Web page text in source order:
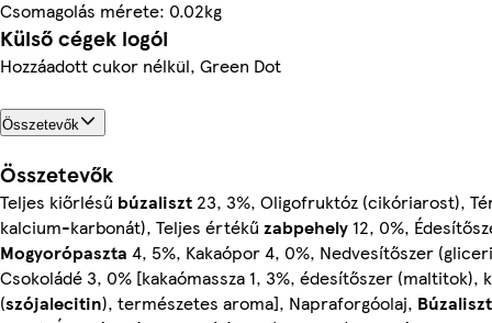
Csomagolás mérete: 0.02kg
Külső cégek logói
Hozzáadott cukor nélkül, Green Dot
Összetevők
Összetevők
Teljes kiőrlésű búzaliszt 23, 3%, Oligofruktóz (cikóriarost),
kalcium-karbonát), Teljes értékű zabpehely 12, 0%,
Mogyorópaszta 4, 5%, Kakaópor 4, 0%, Nedvesítőszer
Csokoládé 3, 0% [kakaómassza 1, 3%, édesítőszer (maltitok),
(szójalecitin), természetes aroma], Napraforgóolaj, Búzaliszt